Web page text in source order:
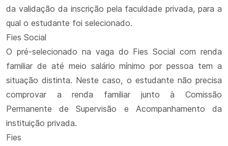
da validação da inscrição pela faculdade privada, para a
qual o estudante foi selecionado.
Fies Social
O pré-selecionado na vaga do Fies Social com renda
familiar de até meio salário mínimo por pessoa tem a
situação distinta. Neste caso, o estudante não precisa
comprovar a renda familiar junto à Comissão
Permanente de Supervisão e Acompanhamento da
instituição privada.
Fies